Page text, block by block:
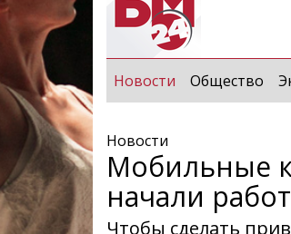
Новости (current)
Общество
Новости
Мобильные
начали
Чтобы сделать